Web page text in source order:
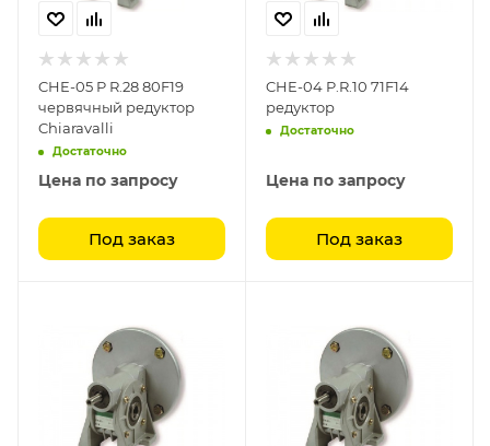
CHE-05 P R.28 80F19
червячный редуктор
Chiaravalli
Достаточно
Цена по запросу
Под заказ
CHE-04 P.R.10 71F14
редуктор
Достаточно
Цена по запросу
Под заказ